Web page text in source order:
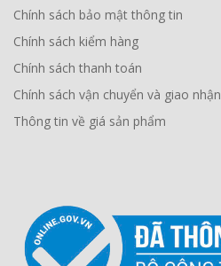
Chính sách bảo mật thông tin
Chính sách kiểm hàng
Chính sách thanh toán
Chính sách vận chuyển và giao nhận
Thông tin về giá sản phẩm